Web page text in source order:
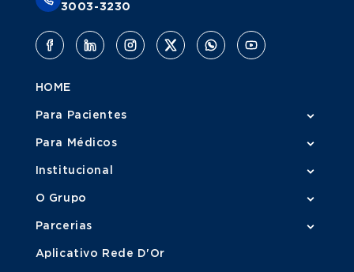
3003-3230
HOME
Para Pacientes
Para Médicos
Institucional
O Grupo
Parcerias
Aplicativo Rede D'Or